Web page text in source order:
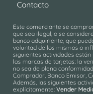
Contacto
Este comerciante se
que sea ilegal, o se
banco adquiriente, que
voluntad de los mismos o
siguientes actividades
las marcas de tarjetas: la
no sea de plena
Comprador, Banco Emisor,
Además, las siguientes
explícitamente: Vender